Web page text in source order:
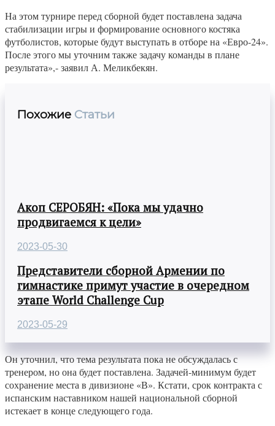
На этом турнире перед сборной будет поставлена задача
стабилизации игры и формирование основного костяка
футболистов, которые будут выступать в отборе на «Евро-24».
После этого мы уточним также задачу команды в плане
результата»,- заявил А. Меликбекян.
Похожие Статьи
Акоп СЕРОБЯН: «Пока мы удачно
продвигаемся к цели»
2023-05-30
Представители сборной Армении по
гимнастике примут участие в очередном
этапе World Challenge Cup
2023-05-29
Он уточнил, что тема результата пока не обсуждалась с
тренером, но она будет поставлена. Задачей-минимум будет
сохранение места в дивизионе «В». Кстати, срок контракта с
испанским наставником нашей национальной сборной
истекает в конце следующего года.